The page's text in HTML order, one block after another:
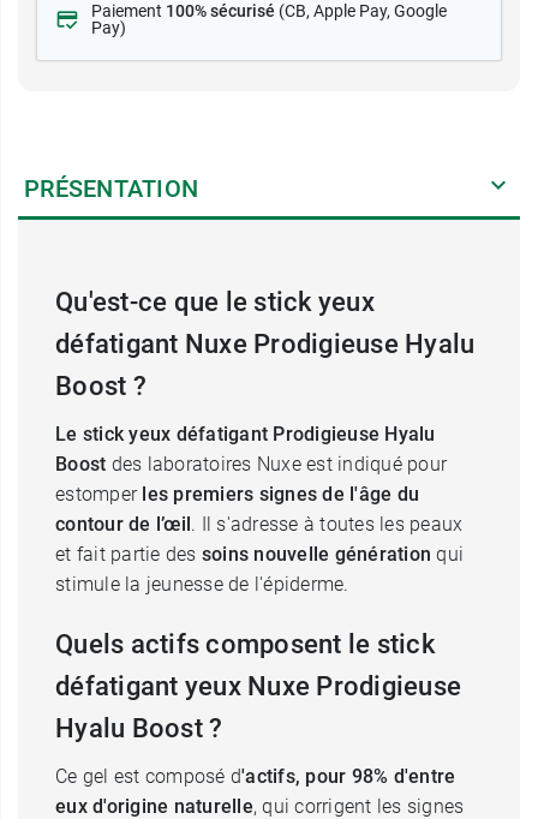
Paiement 100% sécurisé (CB, Apple Pay, Google
Pay)
PRÉSENTATION
Qu'est-ce que le stick yeux
défatigant Nuxe Prodigieuse Hyalu
Boost ?
Le stick yeux défatigant Prodigieuse Hyalu
Boost des laboratoires Nuxe est indiqué pour
estomper les premiers signes de l'âge du
contour de l’œil. Il s'adresse à toutes les peaux
et fait partie des soins nouvelle génération qui
stimule la jeunesse de l'épiderme.
Quels actifs composent le stick
défatigant yeux Nuxe Prodigieuse
Hyalu Boost ?
Ce gel est composé d'actifs, pour 98% d'entre
eux d'origine naturelle, qui corrigent les signes